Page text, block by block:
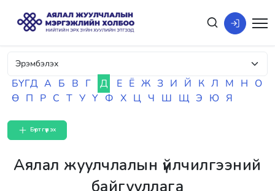
БҮГД А Б В Г Д Е Ё Ж З И Й К Л М Н О
Ө П Р С Т У Ү Ф Х Ц Ч Ш Щ Э Ю Я
Бүртгүүлэх
Аялал жуулчлалын үйлчилгээний
байгууллага